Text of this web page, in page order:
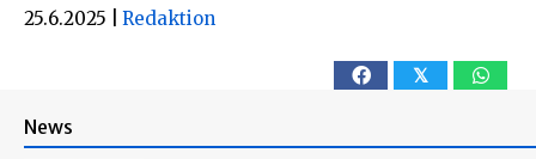
25.6.2025 Redaktion
𝕏
News